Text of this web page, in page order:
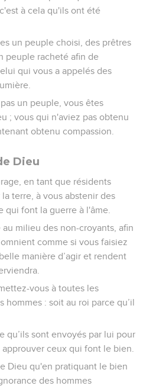
à cela qu'ils ont été
un peuple choisi, des prêtres
peuple racheté afin de
qui vous a appelés des
un peuple, vous êtes
; vous qui n'aviez pas obtenu
obtenu compassion.
Dieu
en tant que résidents
terre, à vous abstenir des
qui font la guerre à l'âme.
milieu des non-croyants, afin
comme si vous faisiez
manière d’agir et rendent
vous à toutes les
hommes : soit au roi parce qu’il
qu’ils sont envoyés par lui pour
ceux qui font le bien.
Dieu qu'en pratiquant le bien
des hommes